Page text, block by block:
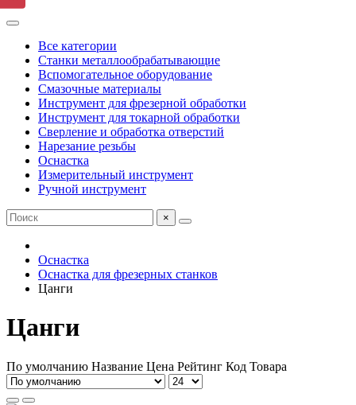
Все категории
Станки металлообрабатывающие
Вспомогательное оборудование
Смазочные материалы
Инструмент для фрезерной обработки
Инструмент для токарной обработки
Сверление и обработка отверстий
Нарезание резьбы
Оснастка
Измерительный инструмент
Ручной инструмент
×
Оснастка
Оснастка для фрезерных станков
Цанги
Цанги
По умолчанию Название Цена Рейтинг Код Товара